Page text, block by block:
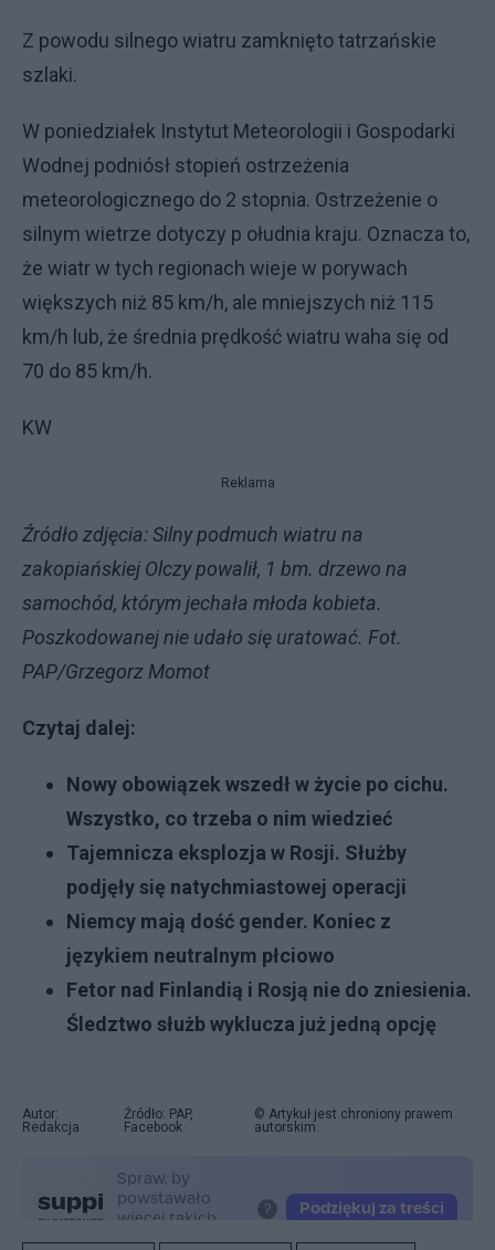
Z powodu silnego wiatru zamknięto tatrzańskie
szlaki.
W poniedziałek Instytut Meteorologii i Gospodarki
Wodnej podniósł stopień ostrzeżenia
meteorologicznego do 2 stopnia. Ostrzeżenie o
silnym wietrze dotyczy p ołudnia kraju. Oznacza to,
że wiatr w tych regionach wieje w porywach
większych niż 85 km/h, ale mniejszych niż 115
km/h lub, że średnia prędkość wiatru waha się od
70 do 85 km/h.
KW
Reklama
Źródło zdjęcia: Silny podmuch wiatru na
zakopiańskiej Olczy powalił, 1 bm. drzewo na
samochód, którym jechała młoda kobieta.
Poszkodowanej nie udało się uratować. Fot.
PAP/Grzegorz Momot
Czytaj dalej:
Nowy obowiązek wszedł w życie po cichu.
Wszystko, co trzeba o nim wiedzieć
Tajemnicza eksplozja w Rosji. Służby
podjęły się natychmiastowej operacji
Niemcy mają dość gender. Koniec z
językiem neutralnym płciowo
Fetor nad Finlandią i Rosją nie do zniesienia.
Śledztwo służb wyklucza już jedną opcję
Autor:
Redakcja
Źródło: PAP,
Facebook
© Artykuł jest chroniony prawem
autorskim.